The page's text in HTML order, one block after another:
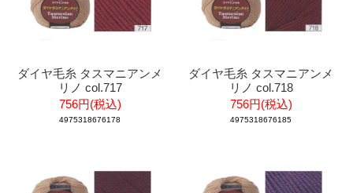
ダイヤ毛糸 タスマニアンメ
リノ col.717
756円(税込)
4975318676178
ダイヤ毛糸 タスマニアンメ
リノ col.718
756円(税込)
4975318676185